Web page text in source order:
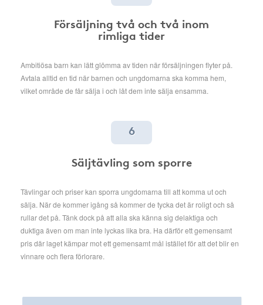
Försäljning två och två inom
rimliga tider
Ambitiösa barn kan lätt glömma av tiden när försäljningen flyter på.
Avtala alltid en tid när barnen och ungdomarna ska komma hem,
vilket område de får sälja i och låt dem inte sälja ensamma.
6
Säljtävling som sporre
Tävlingar och priser kan sporra ungdomarna till att komma ut och
sälja. När de kommer igång så kommer de tycka det är roligt och så
rullar det på. Tänk dock på att alla ska känna sig delaktiga och
duktiga även om man inte lyckas lika bra. Ha därför ett gemensamt
pris där laget kämpar mot ett gemensamt mål istället för att det blir en
vinnare och flera förlorare.